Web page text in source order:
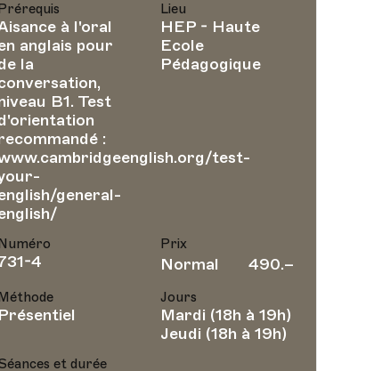
à l'oral
anglais pour
la
B1. Test
:
test-
general-
Lieu
HEP - Haute
Ecole
Pédagogique
4
Prix
Normal 490.–
Présentiel
Jours
Mardi (18h à 19h)
Jeudi (18h à 19h)
et durée